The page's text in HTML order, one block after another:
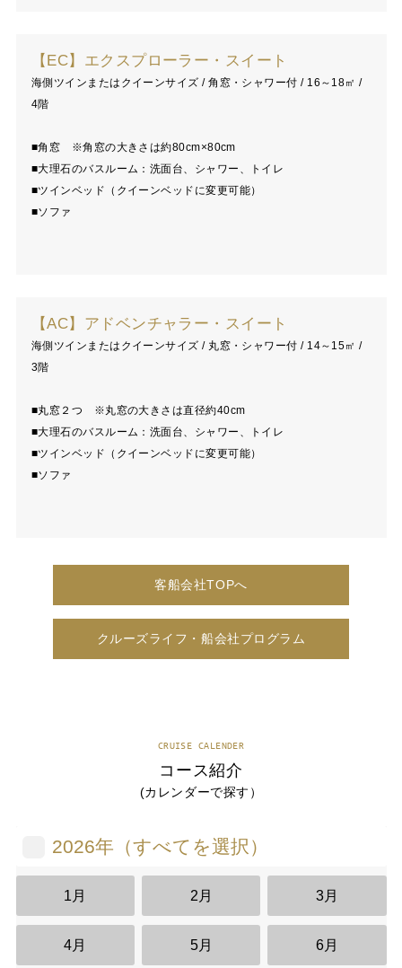
【EC】エクスプローラー・スイート
海側ツインまたはクイーンサイズ / 角窓・シャワー付 / 16～18㎡ /
4階
■角窓 ※角窓の大きさは約80cm×80cm
■大理石のバスルーム：洗面台、シャワー、トイレ
■ツインベッド（クイーンベッドに変更可能）
■ソファ
【AC】アドベンチャラー・スイート
海側ツインまたはクイーンサイズ / 丸窓・シャワー付 / 14～15㎡ /
3階
■丸窓２つ ※丸窓の大きさは直径約40cm
■大理石のバスルーム：洗面台、シャワー、トイレ
■ツインベッド（クイーンベッドに変更可能）
■ソファ
客船会社TOPへ
クルーズライフ・船会社プログラム
CRUISE CALENDER
コース紹介
(カレンダーで探す）
2026年（すべてを選択）
1月 2月 3月
4月 5月 6月